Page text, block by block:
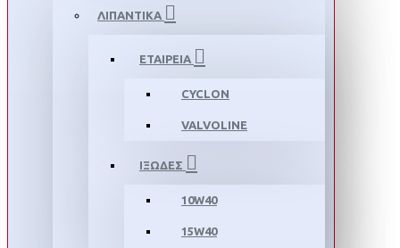
ΛΙΠΑΝΤΙΚΑ
ΕΤΑΙΡΕΙΑ
CYCLON
VALVOLINE
ΙΞΩΔΕΣ
10W40
15W40